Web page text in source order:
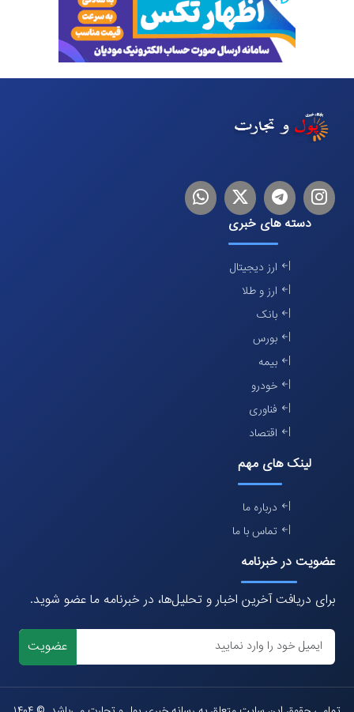
اینستاگرام
تلگرام توییترلینکدین
دسته های خبری
ارز دیجیتال
ارز و طلا
بانک
بورس
بیمه
خودرو
فناوری
اقتصاد
لینک های مهم
درباره ما
تماس با ما
عضویت در خبرنامه
برای دریافت آخرین اخبار و تحلیل‌ها، در خبرنامه ما عضو شوید.
عضویت